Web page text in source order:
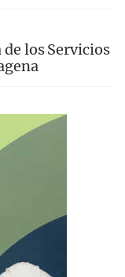
los Servicios